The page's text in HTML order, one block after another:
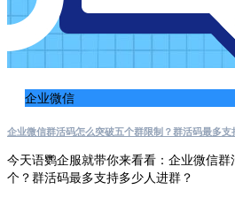
企业微信
企业微信群活码怎么突破五个群限制？群活码最多支
今天语鹦企服就带你来看看：企业微信
个？群活码最多支持多少人进群？